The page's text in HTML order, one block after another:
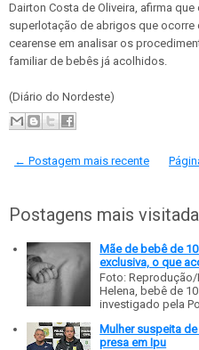
Dairton Costa de Oliveira, afirma
superlotação de abrigos que ocorre
cearense em analisar os
familiar de bebês já acolhidos.
(Diário do Nordeste)
← Postagem mais recente
Postagens mais
Mãe de bebê de
exclusiva, o que
Foto:
Helena, bebê de
investigado pela
Mulher suspeita
presa em Ipu